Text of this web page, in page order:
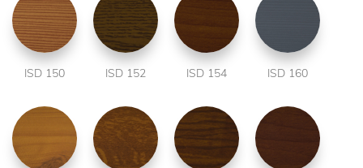
ISD 150 ISD 152 ISD 154 ISD 160